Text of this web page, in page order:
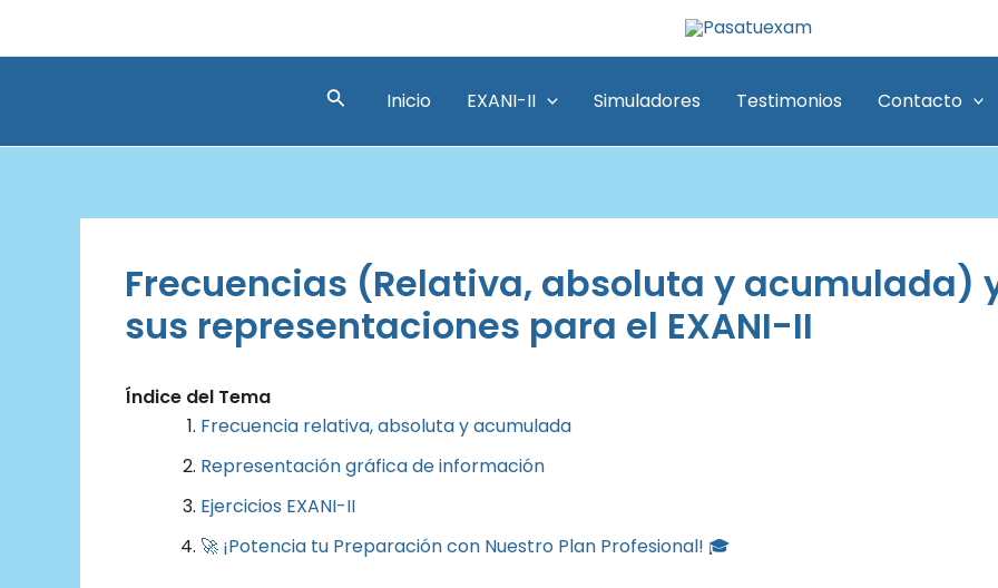
BuscarInicio EXANI-II Simuladores Testimonios Contacto
Frecuencias (Relativa, absoluta y acumulada)
sus representaciones para el EXANI-II
Índice del Tema
Frecuencia relativa, absoluta y acumulada
Representación gráfica de información
Ejercicios EXANI-II
🚀 ¡Potencia tu Preparación con Nuestro Plan Profesional! 🎓